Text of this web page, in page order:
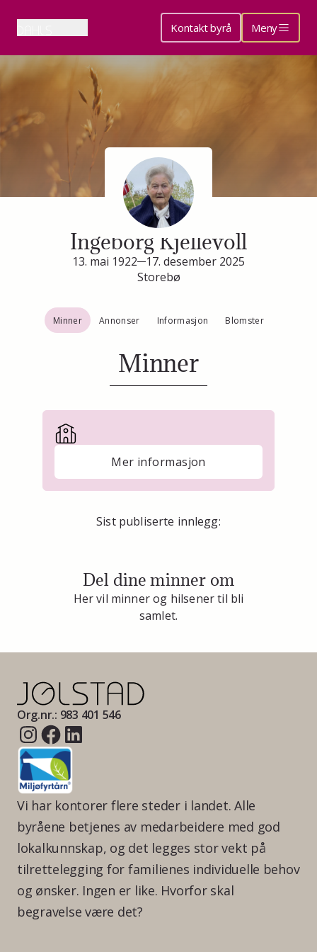
Kontakt byrå Meny
Minneside for
Ingeborg Kjellevoll
13. mai 1922
17. desember 2025
Storebø
Minner Annonser Informasjon Blomster
Minner
Mer informasjon
Sist publiserte innlegg:
Del dine minner om
Her vil minner og hilsener til bli
samlet.
Org.nr.: 983 401 546
Vi har kontorer flere steder i landet. Alle
byråene betjenes av medarbeidere med god
lokalkunnskap, og det legges stor vekt på
tilrettelegging for familienes individuelle behov
og ønsker. Ingen er like. Hvorfor skal
begravelse være det?